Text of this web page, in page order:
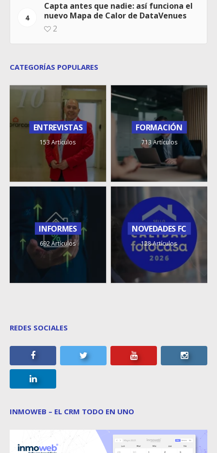
4
Capta antes que nadie: así funciona el
nuevo Mapa de Calor de DataVenues
2
CATEGORÍAS POPULARES
ENTREVISTAS
153 Artículos
FORMACIÓN
713 Artículos
INFORMES
692 Artículos
NOVEDADES FC
128 Artículos
REDES SOCIALES
INMOWEB – EL CRM TODO EN UNO